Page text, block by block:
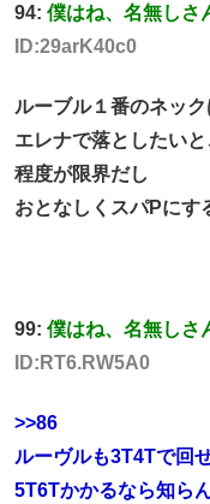
94: 僕はね、名無しさ
ID:29arK40c0
ルーブル１番のネッ
エレナで落としたい
程度が限界だし
おとなしくスパPにす
99: 僕はね、名無しさ
ID:RT6.RW5A0
>>86
ルーヴルも3T4Tで回
5T6Tかかるなら知ら